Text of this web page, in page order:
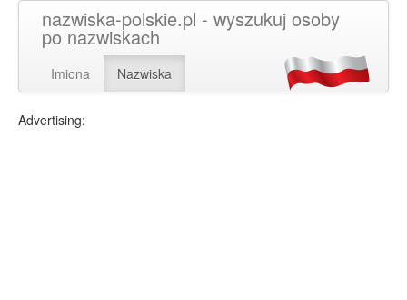
nazwiska-polskie.pl - wyszukuj osoby
po nazwiskach
Imiona Nazwiska
Advertising: